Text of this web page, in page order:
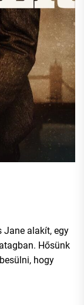
Jane alakít, egy
Hősünk
hogy